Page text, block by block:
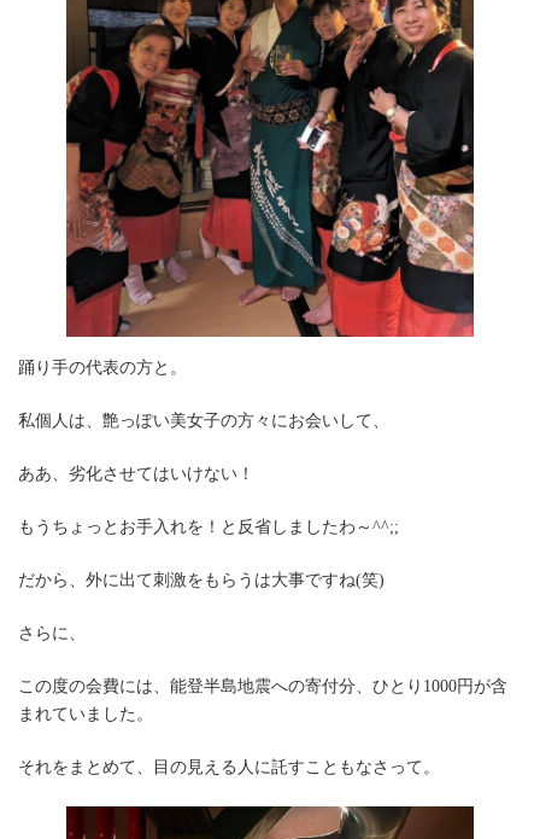
踊り手の代表の方と。
私個人は、艶っぽい美女子の方々にお会いして、
ああ、劣化させてはいけない！
もうちょっとお手入れを！と反省しましたわ～^^;;
だから、外に出て刺激をもらうは大事ですね(笑)
さらに、
この度の会費には、能登半島地震への寄付分、ひとり1000円が含
まれていました。
それをまとめて、目の見える人に託すこともなさって。